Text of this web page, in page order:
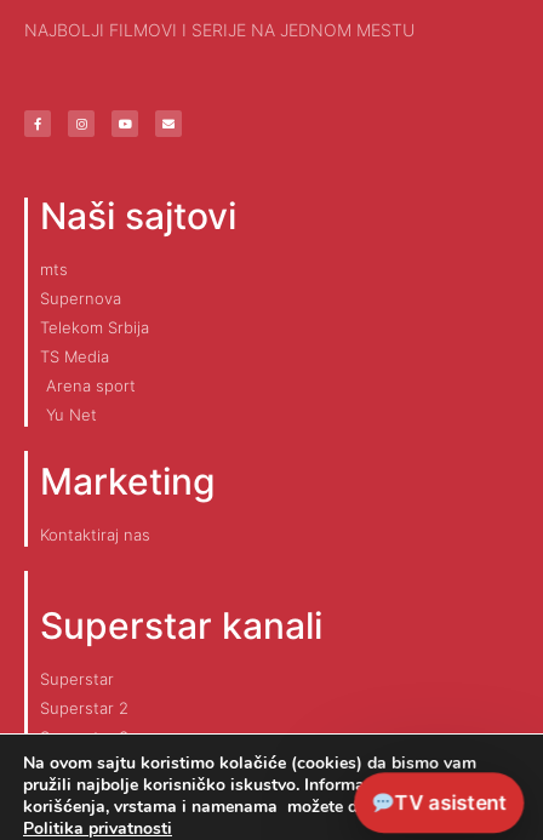
TV asistent
NAJBOLJI FILMOVI I SERIJE NA JEDNOM MESTU
Naši sajtovi
mts
Supernova
Telekom Srbija
TS Media
Arena sport
Yu Net
Marketing
Kontaktiraj nas
Superstar kanali
Superstar
Superstar 2
Superstar 3
Na ovom sajtu koristimo kolačiće (cookies) da bismo vam
pružili najbolje korisničko iskustvo. Informaciju o načinu
korišćenja, vrstama i namenama možete dobiti na linku
Politika privatnosti